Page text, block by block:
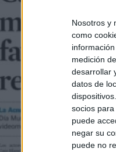
Nosotros y
como
medición
desarrollar
datos de
socios
puede
negar su
puede no